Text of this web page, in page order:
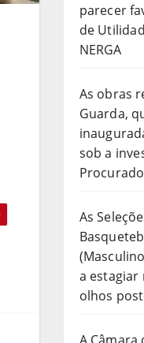
parecer
de
NERGA
As obras
Guarda,
sob a
As
a estagiar
olhos